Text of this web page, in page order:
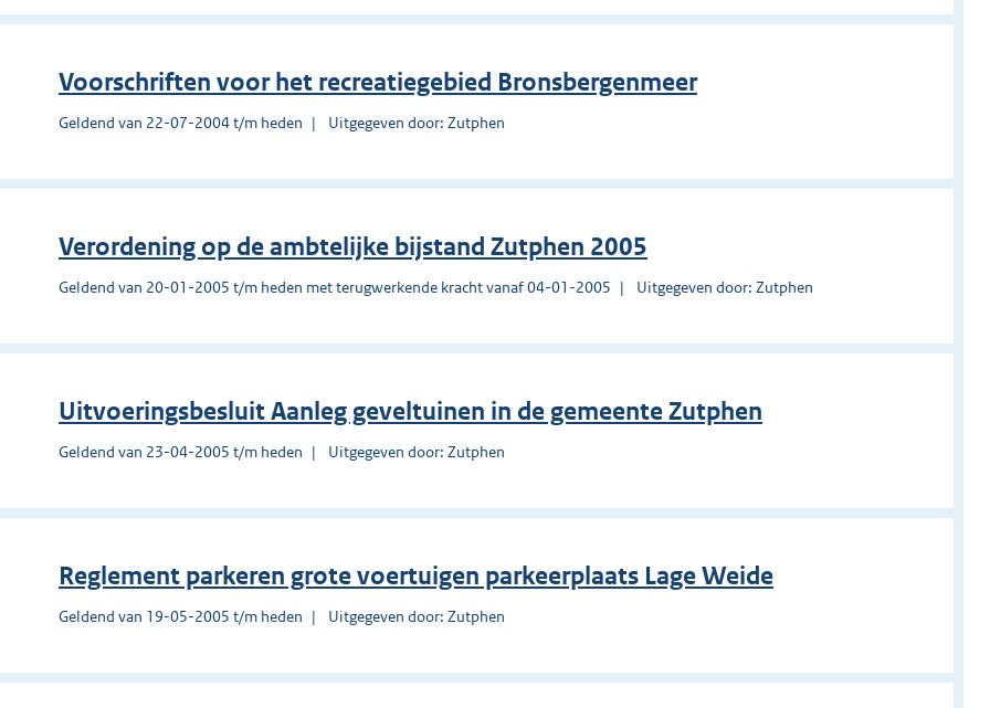
Voorschriften voor het recreatiegebied Bronsbergenmeer
Geldend van 22-07-2004 t/m heden Uitgegeven door: Zutphen
Verordening op de ambtelijke bijstand Zutphen 2005
Geldend van 20-01-2005 t/m heden met terugwerkende kracht vanaf 04-01-2005 Uitgegeven door: Zutphen
Uitvoeringsbesluit Aanleg geveltuinen in de gemeente Zutphen
Geldend van 23-04-2005 t/m heden Uitgegeven door: Zutphen
Reglement parkeren grote voertuigen parkeerplaats Lage Weide
Geldend van 19-05-2005 t/m heden Uitgegeven door: Zutphen